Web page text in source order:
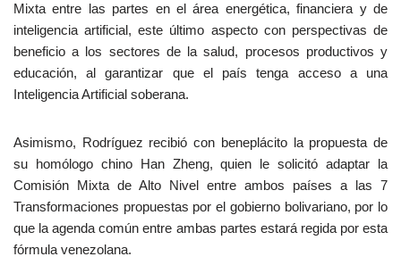
Mixta entre las partes en el área energética, financiera y de
inteligencia artificial, este último aspecto con perspectivas de
beneficio a los sectores de la salud, procesos productivos y
educación, al garantizar que el país tenga acceso a una
Inteligencia Artificial soberana.
Asimismo, Rodríguez recibió con beneplácito la propuesta de
su homólogo chino Han Zheng, quien le solicitó adaptar la
Comisión Mixta de Alto Nivel entre ambos países a las 7
Transformaciones propuestas por el gobierno bolivariano, por lo
que la agenda común entre ambas partes estará regida por esta
fórmula venezolana.